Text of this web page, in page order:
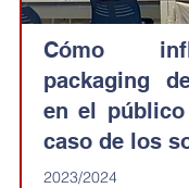
Cómo
packaging
en el
caso de los
2023/2024